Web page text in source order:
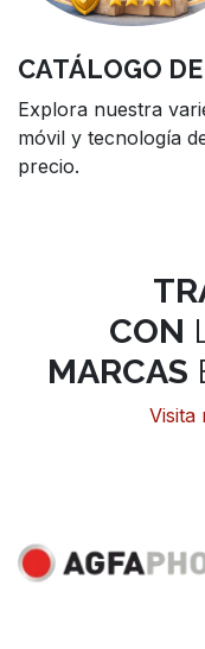
CATÁLOGO
Explora nuestra
móvil y tecnología
precio.
CON
MARCAS
Visita